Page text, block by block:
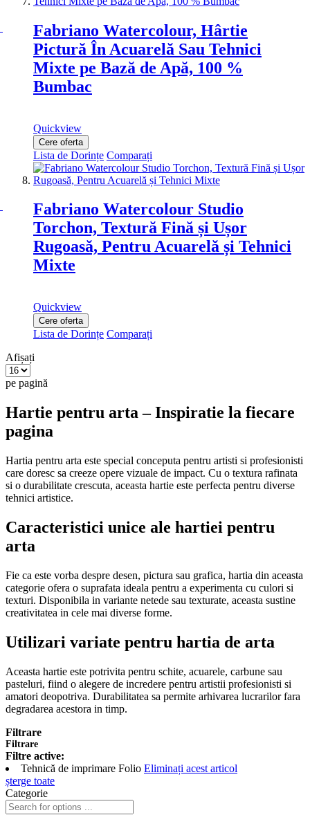
Fabriano Watercolour, Hârtie
Pictură În Acuarelă Sau Tehnici
Mixte pe Bază de Apă, 100 %
Bumbac
Quickview
Cere oferta
Lista de Dorințe Comparați
Fabriano Watercolour Studio
Torchon, Textură Fină și Ușor
Rugoasă, Pentru Acuarelă și Tehnici
Mixte
Quickview
Cere oferta
Lista de Dorințe Comparați
Afișați
pe pagină
Hartie pentru arta – Inspiratie la fiecare
pagina
Hartia pentru arta este special conceputa pentru artisti si profesionisti
care doresc sa creeze opere vizuale de impact. Cu o textura rafinata
si o durabilitate crescuta, aceasta hartie este perfecta pentru diverse
tehnici artistice.
Caracteristici unice ale hartiei pentru
arta
Fie ca este vorba despre desen, pictura sau grafica, hartia din aceasta
categorie ofera o suprafata ideala pentru a experimenta cu culori si
texturi. Disponibila in variante netede sau texturate, aceasta sustine
creativitatea in cele mai diverse forme.
Utilizari variate pentru hartia de arta
Aceasta hartie este potrivita pentru schite, acuarele, carbune sau
pasteluri, fiind o alegere de incredere pentru artistii profesionisti si
amatori deopotriva. Durabilitatea sa permite arhivarea lucrarilor fara
degradarea acestora in timp.
Filtrare
Filtrare
Filtre active:
Tehnică de imprimare Folio Eliminați acest articol
șterge toate
Categorie